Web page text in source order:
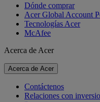
Dónde comprar
Acer Global Account
Tecnologías Acer
McAfee
Acerca de Acer
Acerca de Acer
Contáctenos
Relaciones con